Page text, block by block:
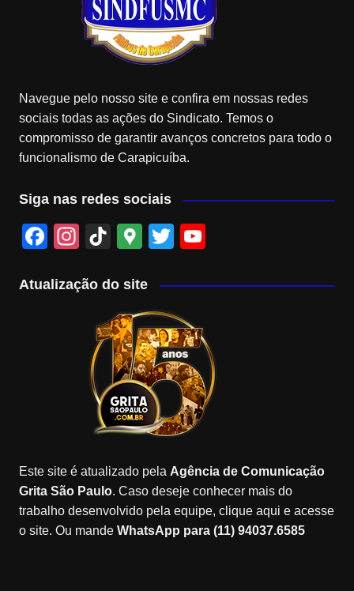
Navegue pelo nosso site e confira em nossas redes
sociais todas as ações do Sindicato. Temos o
compromisso de garantir avanços concretos para todo o
funcionalismo de Carapicuíba.
Siga nas redes sociais
F
c
In
a
m
Ti
T
o
k
G
o
gl
e
M
a
p
s
T
tt
er
u
u
b
e
C
a
n
n
el
Atualização do site
Este site é atualizado pela Agência de Comunicação
Grita São Paulo. Caso deseje conhecer mais do
trabalho desenvolvido pela equipe, clique aqui e acesse
o site. Ou mande WhatsApp para (11) 94037.6585